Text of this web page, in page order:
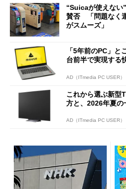
開
“Suicaが使えない
賛否 「問題なく
がスムーズ」
「5年前のPC」と
台前半で実現する
AD（ITmedia PC USER）
これから選ぶ新型
方と、2026年夏の
AD（ITmedia PC USER）